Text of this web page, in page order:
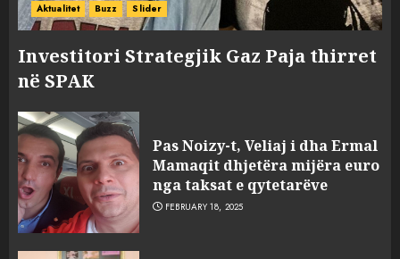
Aktualitet Buzz Slider
Investitori Strategjik Gaz Paja thirret
në SPAK
Pas Noizy-t, Veliaj i dha Ermal
Mamaqit dhjetëra mijëra euro
nga taksat e qytetarëve
FEBRUARY 18, 2025